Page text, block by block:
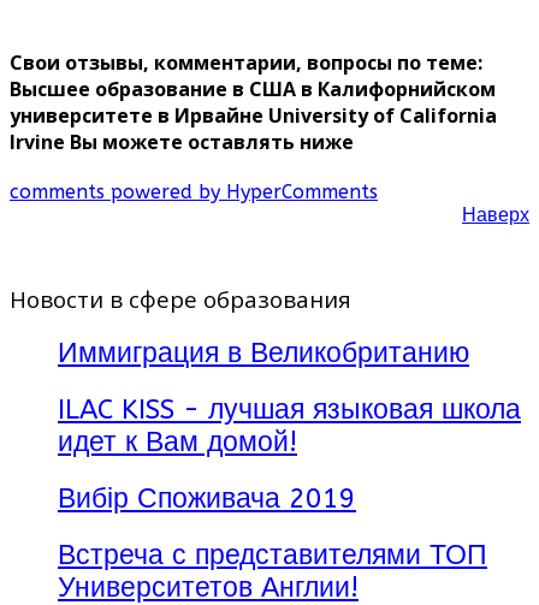
Свои отзывы, комментарии, вопросы по теме:
Высшее образование в США в Калифорнийском
университете в Ирвайне University of California
Irvine Вы можете оставлять ниже
comments powered by HyperComments
Наверх
Новости в сфере образования
Иммиграция в Великобританию
ILAC KISS - лучшая языковая школа
идет к Вам домой!
Вибір Споживача 2019
Встреча с представителями ТОП
Университетов Англии!